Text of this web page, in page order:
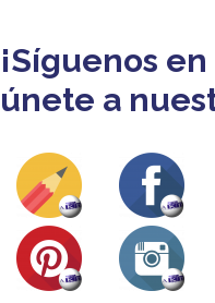
¡Síguenos
únete a